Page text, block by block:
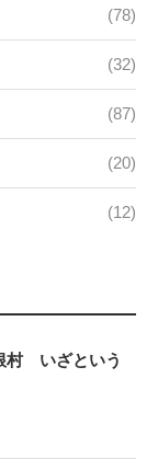
(78)
(32)
(87)
(20)
(12)
村 いざという